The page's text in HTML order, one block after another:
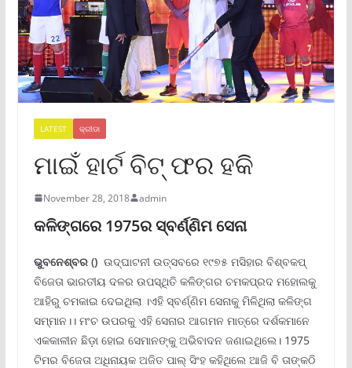
LATEST କ୍ରୀଡା
ମାଇଁ ହାର୍ଟ ବିଟ୍‌ ଫର ହକି
November 28, 2018 admin
କଳିଙ୍ଗରେ 1975ର ସ୍ବର୍ଣ୍ଣିମ ସେନା
ଭୁବନେଶ୍ବର ()ଉଦ୍‌ଘାଟନୀ ଉତ୍ସବରେ ୧୯୭୫ ମସିହାର ବିଶ୍ବକପ୍
ବିଜେତା ଭାରତୀୟ ଦଳର ଉପସ୍ଥିତି କଳିଙ୍ଗର ଚମକପ୍ରଦ ମହୋଲକୁ
ଆହିରୁ ଚମକାଇ ଦେଇଥିଲା ।ଏହି ସ୍ବର୍ଣ୍ଣିମ ସେନାକୁ ମିଳିଥିଲା କଳିଙ୍ଗ
ସମ୍ମାନ।। ମଂଚ ଉପରକୁ ଏହି ସେନାର ଆଗମନ ମାତ୍ରେ ଦର୍ଶକମାନେ
ଏକକାଳୀନ ଛିଡ଼ା ହୋଇ ସେମାନଙ୍କୁ ଅଭିବାଦନ ଜଣାଇଥିଲେ। 1975
ଟିମର ବିଜେତା ଅଧିନାୟକ ଅଜିତ ପାଲ୍ ସିଂହ କହିଥିଲେ ଆଜି ବି ତାଙ୍କଠି